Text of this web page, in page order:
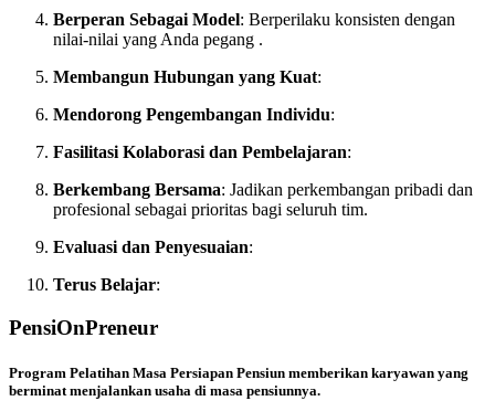
Berperan Sebagai Model: Berperilaku konsisten dengan
nilai-nilai yang Anda pegang .
Membangun Hubungan yang Kuat:
Mendorong Pengembangan Individu:
Fasilitasi Kolaborasi dan Pembelajaran:
Berkembang Bersama: Jadikan perkembangan pribadi dan
profesional sebagai prioritas bagi seluruh tim.
Evaluasi dan Penyesuaian:
Terus Belajar:
PensiOnPreneur
Program Pelatihan Masa Persiapan Pensiun memberikan karyawan yang
berminat menjalankan usaha di masa pensiunnya.